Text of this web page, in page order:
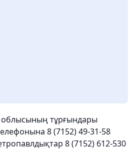
облысының тұрғындары
8 (7152) 49-31-58
8 (7152) 612-530